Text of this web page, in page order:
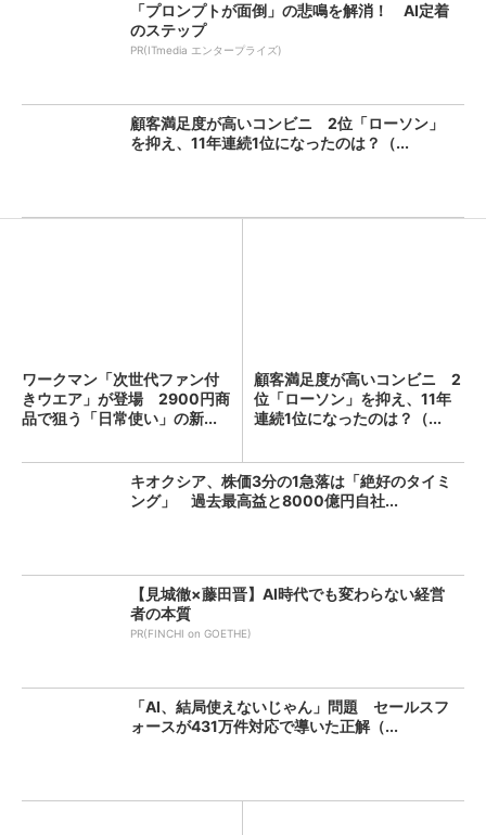
「プロンプトが面倒」の悲鳴を解消！ AI定着
のステップ
PR(ITmedia エンタープライズ)
顧客満足度が高いコンビニ 2位「ローソン」
を抑え、11年連続1位になったのは？（...
ワークマン「次世代ファン付
きウエア」が登場 2900円商
品で狙う「日常使い」の新...
顧客満足度が高いコンビニ 2
位「ローソン」を抑え、11年
連続1位になったのは？（...
キオクシア、株価3分の1急落は「絶好のタイミ
ング」 過去最高益と8000億円自社...
【見城徹×藤田晋】AI時代でも変わらない経営
者の本質
PR(FINCHI on GOETHE)
「AI、結局使えないじゃん」問題 セールスフ
ォースが431万件対応で導いた正解（...